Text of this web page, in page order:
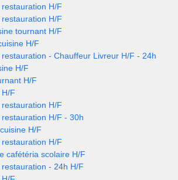
H/F
H/F
tournant H/F
H/F
restauration - Chauffeur Livreur H/F - 24h
H/F
H/F
F
H/F
H/F - 30h
H/F
H/F
cafétéria scolaire H/F
- 24h H/F